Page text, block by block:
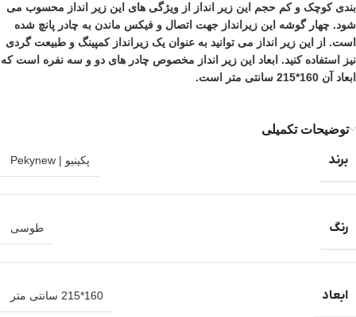
بندی کوچک و کم حجم این زیر انداز از ویژگی های این زیر انداز محسوب می
شود. چهار گوشه این زیرانداز جهت اتصال و فیکس ماندن به چادر پانچ شده
است. از این زیر انداز می توانید به عنوان یک زیرانداز کمپینگ و طبیعت گردی
نیز استفاده کنید. ابعاد این زیر انداز مخصوص چادر های دو و سه نفره است که
ابعاد آن 160*215 سانتی متر است.
توضیحات تکمیلی
برند پکینیو | Pekynew
رنگ طوسی
ابعاد 160*215 سانتی متر